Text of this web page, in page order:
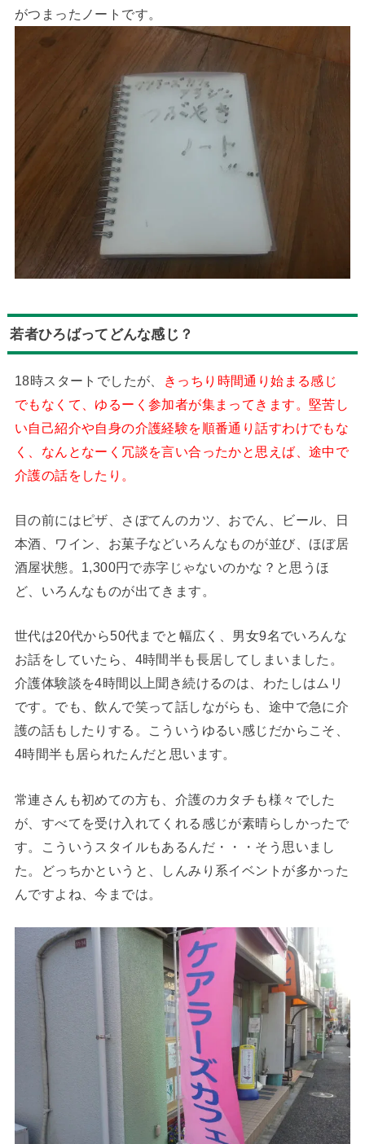
がつまったノートです。
若者ひろばってどんな感じ？
18時スタートでしたが、
きっちり時間通り始まる感じ
でもなくて、ゆるーく参加者が集まってきます。堅苦し
い自己紹介や自身の介護経験を順番通り話すわけでもな
く、なんとなーく冗談を言い合ったかと思えば、途中で
介護の話をしたり。
目の前にはピザ、さぼてんのカツ、おでん、ビール、日
本酒、ワイン、お菓子などいろんなものが並び、ほぼ居
酒屋状態。1,300円で赤字じゃないのかな？と思うほ
ど、いろんなものが出てきます。
世代は20代から50代までと幅広く、男女9名でいろんな
お話をしていたら、4時間半も長居してしまいました。
介護体験談を4時間以上聞き続けるのは、わたしはムリ
です。でも、飲んで笑って話しながらも、途中で急に介
護の話もしたりする。こういうゆるい感じだからこそ、
4時間半も居られたんだと思います。
常連さんも初めての方も、介護のカタチも様々でした
が、すべてを受け入れてくれる感じが素晴らしかったで
す。こういうスタイルもあるんだ・・・そう思いまし
た。どっちかというと、しんみり系イベントが多かった
んですよね、今までは。